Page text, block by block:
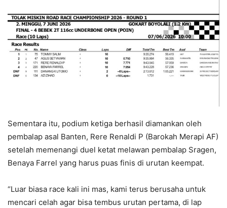
​Sementara itu, podium ketiga berhasil diamankan oleh
pembalap asal Banten, Rere Renaldi P (Barokah Merapi AF)
setelah memenangi duel ketat melawan pembalap Sragen,
Benaya Farrel yang harus puas finis di urutan keempat.
“Luar biasa race kali ini mas, kami terus berusaha untuk
mencari celah agar bisa tembus urutan pertama, di lap